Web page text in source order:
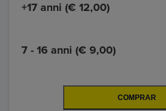
+17 anni (€ 12,00)
7 - 16 anni (€ 9,00)